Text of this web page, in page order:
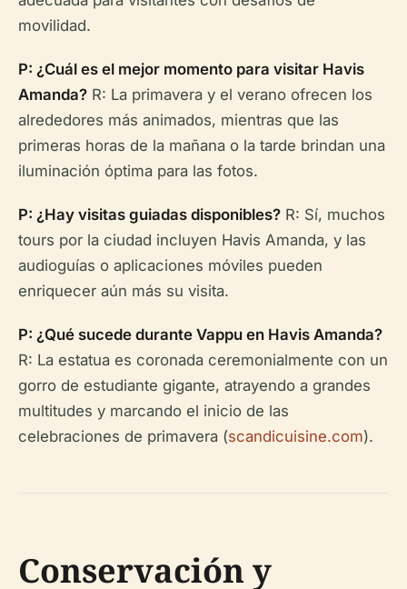
movilidad.
P: ¿Cuál es el mejor momento para visitar Havis
Amanda? R: La primavera y el verano ofrecen los
alrededores más animados, mientras que las
primeras horas de la mañana o la tarde brindan una
iluminación óptima para las fotos.
P: ¿Hay visitas guiadas disponibles? R: Sí, muchos
tours por la ciudad incluyen Havis Amanda, y las
audioguías o aplicaciones móviles pueden
enriquecer aún más su visita.
P: ¿Qué sucede durante Vappu en Havis Amanda?
R: La estatua es coronada ceremonialmente con un
gorro de estudiante gigante, atrayendo a grandes
multitudes y marcando el inicio de las
celebraciones de primavera (scandicuisine.com).
Conservación y